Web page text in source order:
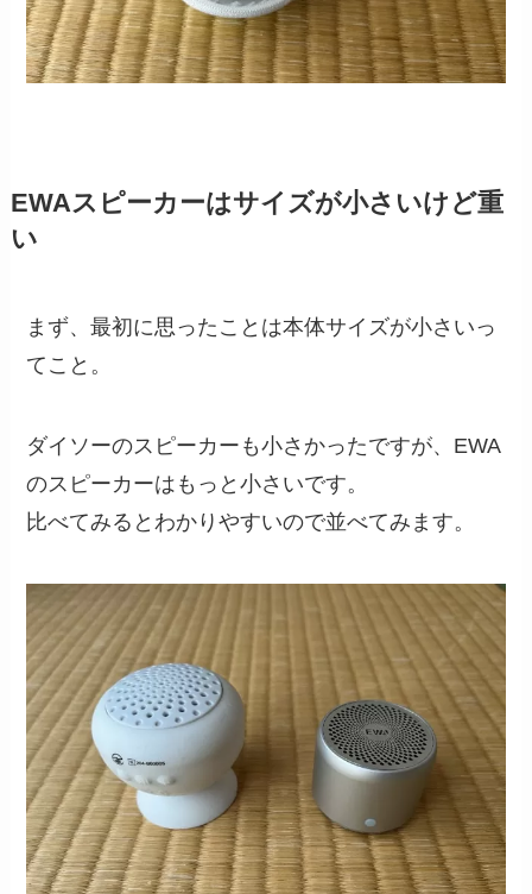
EWAスピーカーはサイズが小さいけど重
い
まず、最初に思ったことは本体サイズが小さいっ
てこと。
ダイソーのスピーカーも小さかったですが、EWA
のスピーカーはもっと小さいです。
比べてみるとわかりやすいので並べてみます。